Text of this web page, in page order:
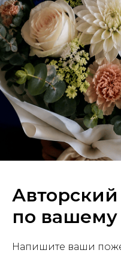
When we first checked out our
said 'improved bass by cool.
jargon, or the real thing? But
bass was not kidding.
Авторский
по
Напишите ваши